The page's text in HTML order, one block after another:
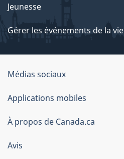
Jeunesse
Gérer les événements de la vie
Organisation
du
gouvernement
du
Canada
Médias sociaux
Applications mobiles
À propos de Canada.ca
Avis